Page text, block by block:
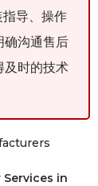
导、操作
确沟通售后
及时的技术
in